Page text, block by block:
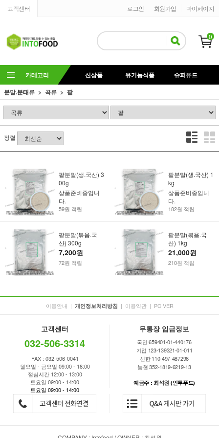
고객센터 마이페이지
회원가입
로그인
0
카테고리 신상품 유기농식품
슈퍼퓨드
분말.분태류
곡류 팥
정렬
팥분말(생.국산) 3
00g
상품준비중입니
다.
59원 적립
팥분말(생.국산) 1
kg
상품준비중입니
다.
182원 적립
팥분말(볶음.국
산) 300g
7,200원
72원 적립
팥분말(볶음.국
산) 1kg
21,000원
210원 적립
이용안내 | 개인정보처리방침 | 이용약관 | PC VER
고객센터
032-506-3314
FAX : 032-506-0041
월요일 - 금요일 09:00 - 18:00
점심시간 12:00 - 13:00
토요일 09:00 - 14:00
토요일 09:00 - 14:00
무통장 입금정보
국민 659401-01-440176
기업 123-139321-01-011
신한 110-497-487296
농협 352-1819-6219-13
예금주 : 최석원 (인투푸드)